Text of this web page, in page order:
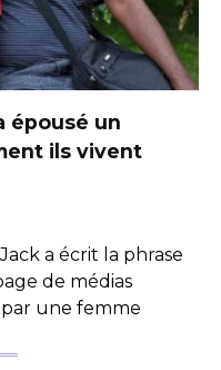
épousé un
ils vivent
a écrit la phrase
de médias
par une femme